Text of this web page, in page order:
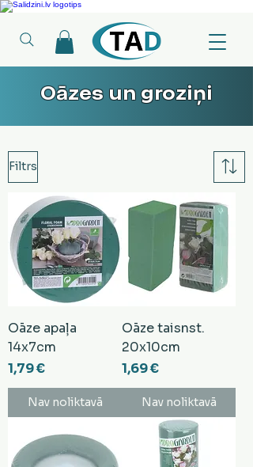
Ledusskapji, Sadzīves tehnika, Smaržas,
Oāzes un groziņi
Filtrs
Oāze apaļa
14x7cm
Cena
1,79 €
Nav noliktavā
Oāze taisnst.
20x10cm
Cena
1,69 €
Nav noliktavā